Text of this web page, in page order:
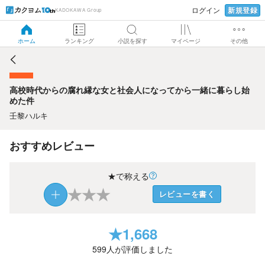
KADOKAWA Group ログイン 新規登録
ホーム ランキング 小説を探す マイページ その他
高校時代からの腐れ縁な女と社会人になってから一緒に暮ら
し始めた件
高校時代からの腐れ縁な女と社会人になってから一緒に暮らし始
めた件
壬黎ハルキ
おすすめレビュー
★で称える
★★★ レビューを書く
★1,668
599人が評価しました